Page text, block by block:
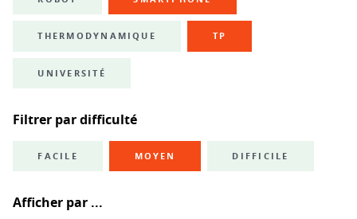
THERMODYNAMIQUE TP
UNIVERSITÉ
Filtrer par difficulté
FACILE MOYEN DIFFICILE
Afficher par ...